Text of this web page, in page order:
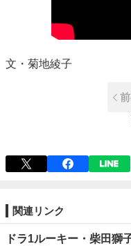
文・菊地綾子
関連リンク
ドラ1ルーキー・柴田獅